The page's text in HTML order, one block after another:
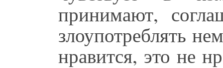
принимают,
злоупотреблять
нравится, это не